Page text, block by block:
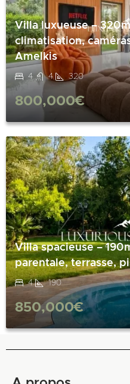
Villa luxueuse –
climatisation,
Amelkis
4 4 320
800,000€
Villa spacieuse –
parentale, terrasse,
4 190
850,000€